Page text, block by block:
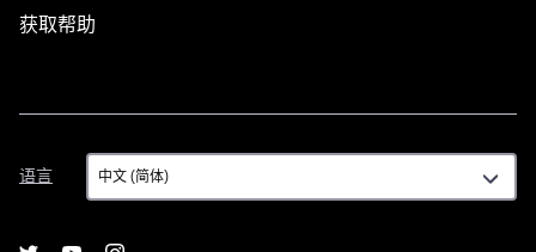
获取帮助
语言
语
言